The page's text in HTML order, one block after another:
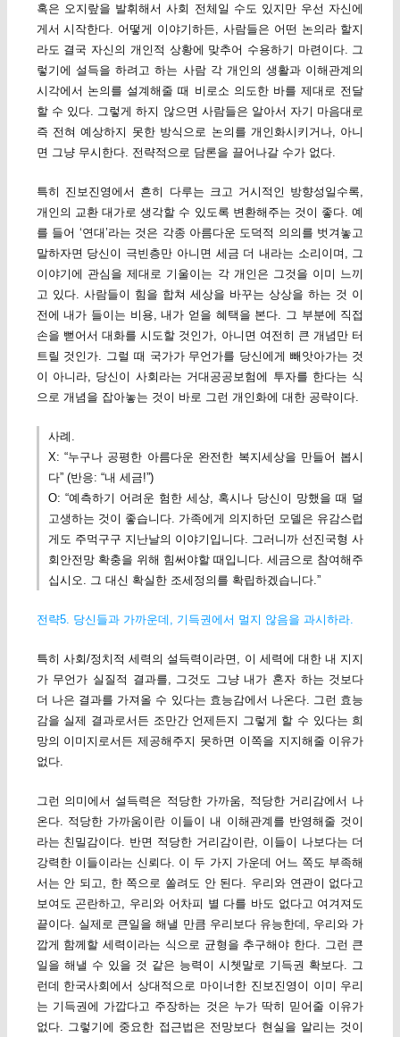
혹은 오지랖을 발휘해서 사회 전체일 수도 있지만 우선 자신에
게서 시작한다. 어떻게 이야기하든, 사람들은 어떤 논의라 할지
라도 결국 자신의 개인적 상황에 맞추어 수용하기 마련이다. 그
렇기에 설득을 하려고 하는 사람 각 개인의 생활과 이해관계의
시각에서 논의를 설계해줄 때 비로소 의도한 바를 제대로 전달
할 수 있다. 그렇게 하지 않으면 사람들은 알아서 자기 마음대로
즉 전혀 예상하지 못한 방식으로 논의를 개인화시키거나, 아니
면 그냥 무시한다. 전략적으로 담론을 끌어나갈 수가 없다.
특히 진보진영에서 흔히 다루는 크고 거시적인 방향성일수록,
개인의 교환 대가로 생각할 수 있도록 변환해주는 것이 좋다. 예
를 들어 ‘연대’라는 것은 각종 아름다운 도덕적 의의를 벗겨놓고
말하자면 당신이 극빈층만 아니면 세금 더 내라는 소리이며, 그
이야기에 관심을 제대로 기울이는 각 개인은 그것을 이미 느끼
고 있다. 사람들이 힘을 합쳐 세상을 바꾸는 상상을 하는 것 이
전에 내가 들이는 비용, 내가 얻을 혜택을 본다. 그 부분에 직접
손을 뻗어서 대화를 시도할 것인가, 아니면 여전히 큰 개념만 터
트릴 것인가. 그럴 때 국가가 무언가를 당신에게 빼앗아가는 것
이 아니라, 당신이 사회라는 거대공공보험에 투자를 한다는 식
으로 개념을 잡아놓는 것이 바로 그런 개인화에 대한 공략이다.
사례.
X: “누구나 공평한 아름다운 완전한 복지세상을 만들어 봅시
다” (반응: “내 세금!”)
O: “예측하기 어려운 험한 세상, 혹시나 당신이 망했을 때 덜
고생하는 것이 좋습니다. 가족에게 의지하던 모델은 유감스럽
게도 주먹구구 지난날의 이야기입니다. 그러니까 선진국형 사
회안전망 확충을 위해 힘써야할 때입니다. 세금으로 참여해주
십시오. 그 대신 확실한 조세정의를 확립하겠습니다.”
전략5. 당신들과 가까운데, 기득권에서 멀지 않음을 과시하라.
특히 사회/정치적 세력의 설득력이라면, 이 세력에 대한 내 지지
가 무언가 실질적 결과를, 그것도 그냥 내가 혼자 하는 것보다
더 나은 결과를 가져올 수 있다는 효능감에서 나온다. 그런 효능
감을 실제 결과로서든 조만간 언제든지 그렇게 할 수 있다는 희
망의 이미지로서든 제공해주지 못하면 이쪽을 지지해줄 이유가
없다.
그런 의미에서 설득력은 적당한 가까움, 적당한 거리감에서 나
온다. 적당한 가까움이란 이들이 내 이해관계를 반영해줄 것이
라는 친밀감이다. 반면 적당한 거리감이란, 이들이 나보다는 더
강력한 이들이라는 신뢰다. 이 두 가지 가운데 어느 쪽도 부족해
서는 안 되고, 한 쪽으로 쏠려도 안 된다. 우리와 연관이 없다고
보여도 곤란하고, 우리와 어차피 별 다를 바도 없다고 여겨져도
끝이다. 실제로 큰일을 해낼 만큼 우리보다 유능한데, 우리와 가
깝게 함께할 세력이라는 식으로 균형을 추구해야 한다. 그런 큰
일을 해낼 수 있을 것 같은 능력이 시쳇말로 기득권 확보다. 그
런데 한국사회에서 상대적으로 마이너한 진보진영이 이미 우리
는 기득권에 가깝다고 주장하는 것은 누가 딱히 믿어줄 이유가
없다. 그렇기에 중요한 접근법은 전망보다 현실을 알리는 것이